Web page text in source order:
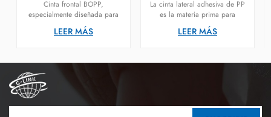
Cinta frontal BOPP,
especialmente diseñada para
pañales de bebé, cinta de
fijación frontal fácil de colocar,
LEER MÁS
La cinta lateral adhesiva de PP
es la materia prima para
pañales para bebés y pañales
para adultos. Se utiliza en el
PP.
LEER MÁS